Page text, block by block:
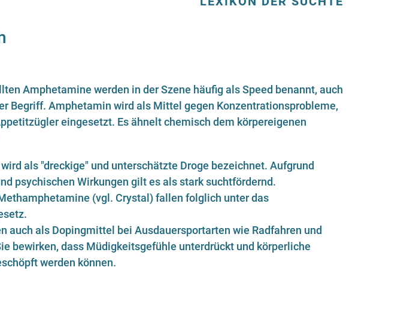
Amphetamine werden in der Szene häufig als Speed benannt, auch
Begriff. Amphetamin wird als Mittel gegen Konzentrationsprobleme,
eingesetzt. Es ähnelt chemisch dem körpereigenen
als "dreckige" und unterschätzte Droge bezeichnet. Aufgrund
psychischen Wirkungen gilt es als stark suchtfördernd.
(vgl. Crystal) fallen folglich unter das
auch als Dopingmittel bei Ausdauersportarten wie Radfahren und
bewirken, dass Müdigkeitsgefühle unterdrückt und körperliche
werden können.